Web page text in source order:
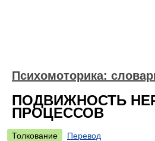
Психомоторика:
ПОДВИЖНОСТЬ
ПРОЦЕССОВ
Толкование
Перевод